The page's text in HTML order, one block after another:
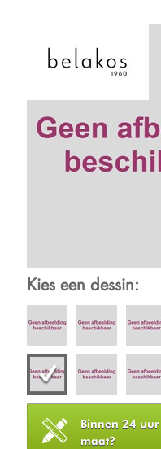
Kies een dessin:
Binnen 24
maat?